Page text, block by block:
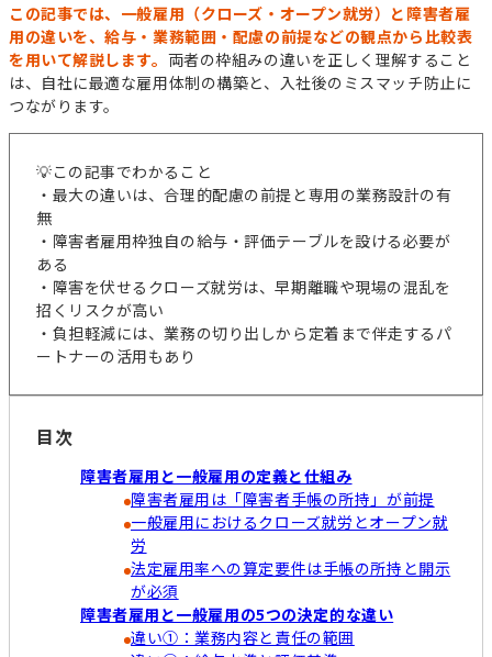
この記事では、一般雇用（クローズ・オープン就労）と障害者雇
用の違いを、給与・業務範囲・配慮の前提などの観点から比較表
を用いて解説します。 両者の枠組みの違いを正しく理解すること
は、自社に最適な雇用体制の構築と、入社後のミスマッチ防止に
つながります。
💡この記事でわかること
・最大の違いは、合理的配慮の前提と専用の業務設計の有
無
・障害者雇用枠独自の給与・評価テーブルを設ける必要が
ある
・障害を伏せるクローズ就労は、早期離職や現場の混乱を
招くリスクが高い
・負担軽減には、業務の切り出しから定着まで伴走するパ
ートナーの活用もあり
目次
障害者雇用と一般雇用の定義と仕組み
障害者雇用は「障害者手帳の所持」が前提
一般雇用におけるクローズ就労とオープン就
労
法定雇用率への算定要件は手帳の所持と開示
が必須
障害者雇用と一般雇用の5つの決定的な違い
違い①：業務内容と責任の範囲